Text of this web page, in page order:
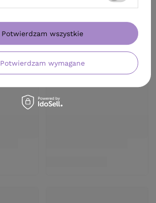
Potwierdzam wymagane
Potwierdzam wszystkie